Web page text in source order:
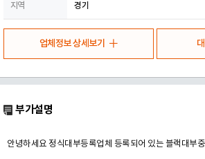
지역 경기
업체정보 상세보기
부가설명
안녕하세요 정식대부등록업체 등록되어 있는 블랙대부